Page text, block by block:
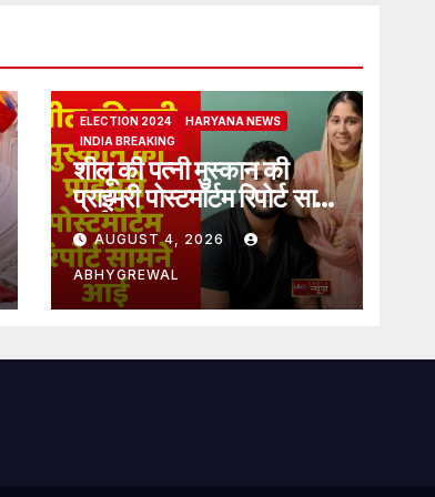
ELECTION 2024
HARYANA NEWS
INDIA BREAKING
शीलू की पत्नी मुस्कान की
प्राइमरी पोस्टमॉर्टम रिपोर्ट सामने
आईAUGUST 4, 2026
ABHYGREWAL